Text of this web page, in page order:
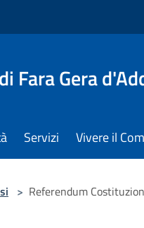
Fara Gera
Servizi Vivere il
> Referendum